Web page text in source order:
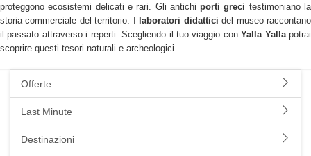
proteggono ecosistemi delicati e rari. Gli antichiporti greci testimoniano la
storia commerciale del territorio. I
laboratori didattici del museo raccontano
il passato attraverso i reperti. Scegliendo il tuo viaggio conYalla Yallapotrai
scoprire questi tesori naturali e archeologici.
Offerte
Last Minute
Destinazioni